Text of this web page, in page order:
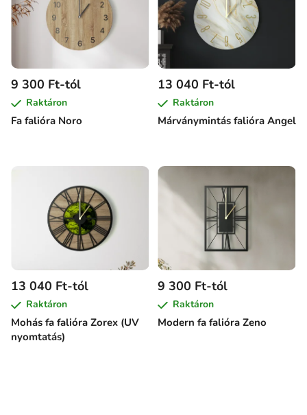
Fa falióra Noro
9 300 Ft-tól
Raktáron
Márványmintás falióra Angel
13 040 Ft-tól
Raktáron
Mohás fa falióra Zorex (UV
nyomtatás)
13 040 Ft-tól
Raktáron
Modern fa falióra Zeno
9 300 Ft-tól
Raktáron